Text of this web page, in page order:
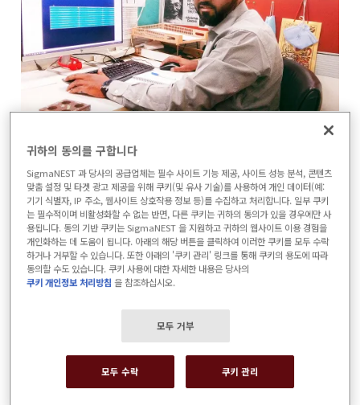
Phenix Construction Technologies는 차
세대 철강 인프라 회사로, 전 세계의 사전 엔지
니어링 건물(PEB) 및 구조용 강재 수요에 대응
하고 있습니다. 항공, 자동차, 소매, 섬유 생산
에 이르기까지 다양한 고객층을 보유한
Phenix는 포춘지 선정 500대 기업 및 공공 정
부 기관의 사전 엔지니어링 건물, 교량, 철골 구
조물을 위한 세계적인 리소스입니다. Phenix
는 엔지니어링 및 설계, 생산, 물류, 설치 및 유
지보수를 포함한 토탈 솔루션을 제공합니다.
귀하의 동의를 구합니다
SigmaNEST 과 당사의 공급업체는 필수 사이트 기능 제공, 사이트 성능 분석, 콘텐츠
맞춤 설정 및 타겟 광고 제공을 위해 쿠키(및 유사 기술)를 사용하여 개인 데이터(예:
기기 식별자, IP 주소, 웹사이트 상호작용 정보 등)를 수집하고 처리합니다. 일부 쿠키
는 필수적이며 비활성화할 수 없는 반면, 다른 쿠키는 귀하의 동의가 있을 경우에만 사
용됩니다. 동의 기반 쿠키는 SigmaNEST 을 지원하고 귀하의 웹사이트 이용 경험을
개인화하는 데 도움이 됩니다. 아래의 해당 버튼을 클릭하여 이러한 쿠키를 모두 수락
하거나 거부할 수 있습니다. 또한 아래의 '쿠키 관리' 링크를 통해 쿠키의 용도에 따라
동의할 수도 있습니다. 쿠키 사용에 대한 자세한 내용은 당사의
쿠키 개인정보 처리방침 을 참조하십시오.
모두 거부
모두 수락 쿠키 관리